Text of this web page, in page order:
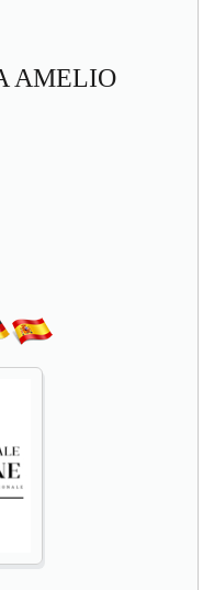
AMELIO